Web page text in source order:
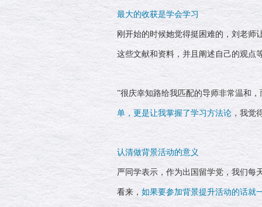
最大的收获是学会学习
刚开始的时候她觉得挺困难的，刘老师
这些文献和资料，并且阐述自己的观点
”很庆幸知路给我匹配的导师非常温和
单，更是让我掌握了学习方法论 ，我觉
认清做背景活动的意义
严同学表示，作为出国留学党，我们每
看来， 如果要参加背景提升活动的话就